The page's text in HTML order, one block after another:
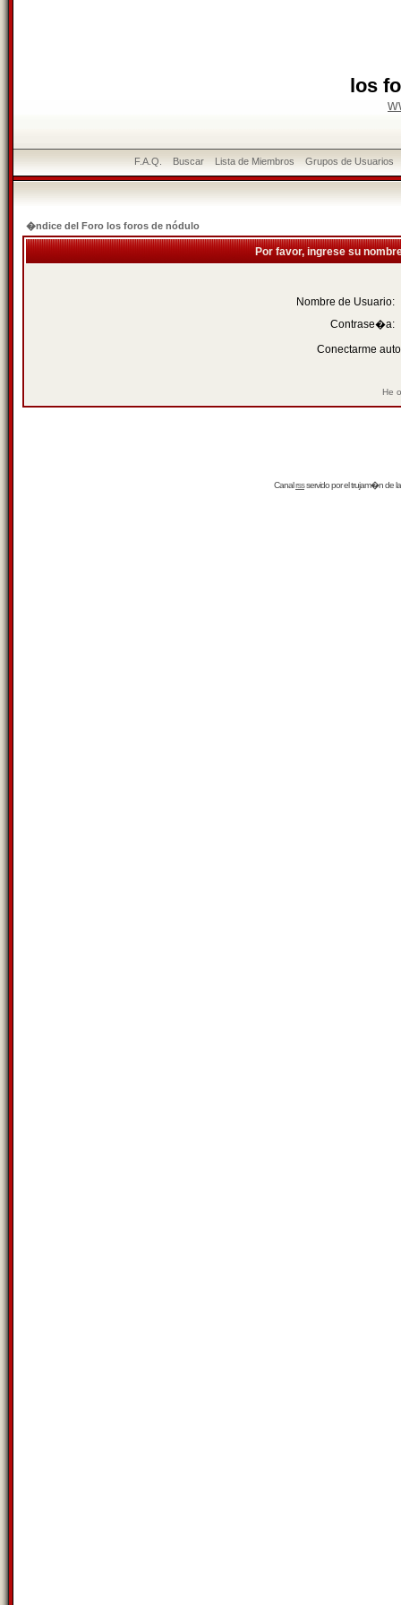
los
F.A.Q. Buscar Lista de Miembros Grupos de Usuarios
�ndice del Foro los foros de nódulo
Por favor, ingrese su
Nombre de Usuario:
Contrase�a:
Conectarme
He
Canalrssservido por eltrujam�nde